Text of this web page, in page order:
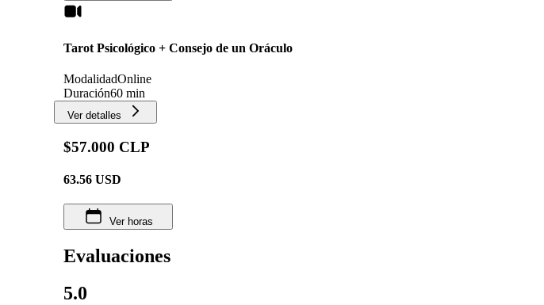
Tarot Psicológico + Consejo de un Oráculo
ModalidadOnline
Duración60 min
Ver detalles
$57.000 CLP
63.56 USD
Ver horas
Evaluaciones
5.0